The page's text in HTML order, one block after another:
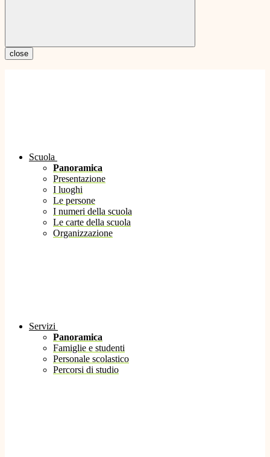
close
Scuola
Panoramica
Presentazione
I luoghi
Le persone
I numeri della scuola
Le carte della scuola
Organizzazione
Servizi
Panoramica
Famiglie e studenti
Personale scolastico
Percorsi di studio